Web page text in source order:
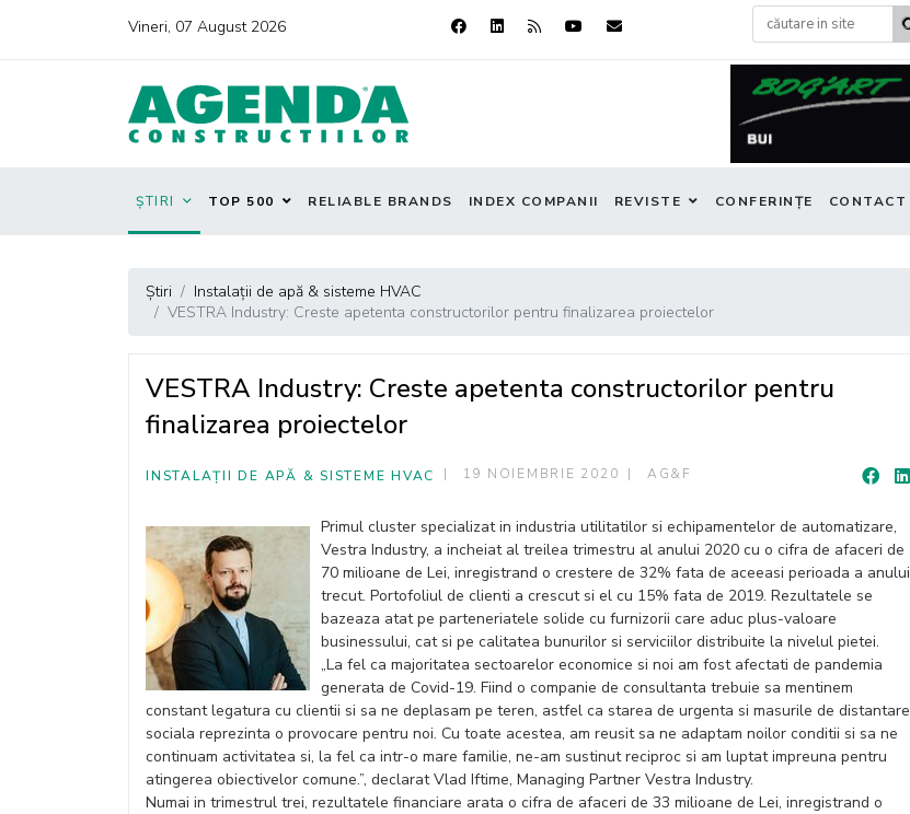
Vineri, 07 August 2026
ȘTIRI TOP 500 RELIABLE BRANDS INDEX COMPANII REVISTE CONFERINȚE CONTACT
Știri
Instalații de apă & sisteme HVAC
VESTRA Industry: Creste apetenta constructorilor pentru finalizarea proiectelor
VESTRA Industry: Creste apetenta constructorilor pentru
finalizarea proiectelor
INSTALAȚII DE APĂ & SISTEME HVAC 19 NOIEMBRIE 2020 AG&F
Primul cluster specializat in industria utilitatilor si echipamentelor de automatizare,
Vestra Industry, a incheiat al treilea trimestru al anului 2020 cu o cifra de afaceri de
70 milioane de Lei, inregistrand o crestere de 32% fata de aceeasi perioada a anului
trecut. Portofoliul de clienti a crescut si el cu 15% fata de 2019. Rezultatele se
bazeaza atat pe parteneriatele solide cu furnizorii care aduc plus-valoare
businessului, cat si pe calitatea bunurilor si serviciilor distribuite la nivelul pietei.
„La fel ca majoritatea sectoarelor economice si noi am fost afectati de pandemia
generata de Covid-19. Fiind o companie de consultanta trebuie sa mentinem
constant legatura cu clientii si sa ne deplasam pe teren, astfel ca starea de urgenta si masurile de distantare
sociala reprezinta o provocare pentru noi. Cu toate acestea, am reusit sa ne adaptam noilor conditii si sa ne
continuam activitatea si, la fel ca intr-o mare familie, ne-am sustinut reciproc si am luptat impreuna pentru
atingerea obiectivelor comune.”, declarat Vlad Iftime, Managing Partner Vestra Industry.
Numai in trimestrul trei, rezultatele financiare arata o cifra de afaceri de 33 milioane de Lei, inregistrand o